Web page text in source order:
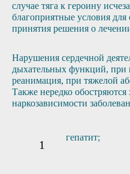
случае тяга к героину
благоприятные условия
принятия решения о
Нарушения сердечной
дыхательных функций, при
реанимация, при тяжелой
Также нередко обостряются
наркозависимости
гепатит;